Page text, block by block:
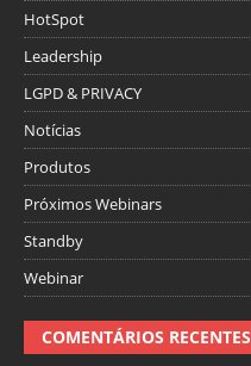
HotSpot
Leadership
LGPD & PRIVACY
Notícias
Produtos
Próximos Webinars
Standby
Webinar
COMENTÁRIOS RECENTES